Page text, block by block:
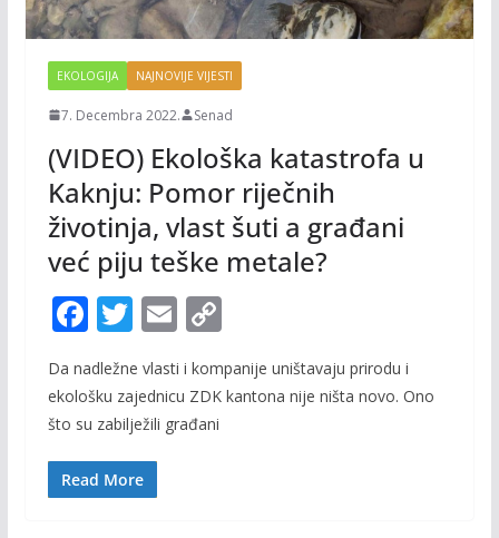
EKOLOGIJA NAJNOVIJE VIJESTI
7. Decembra 2022. Senad
(VIDEO) Ekološka katastrofa u
Kaknju: Pomor riječnih
životinja, vlast šuti a građani
već piju teške metale?
F
ac
e
b
o
o
T
w
itt
er
E
m
ai
l
C
p
Da nadležne vlasti i kompanije uništavaju prirodu i
ekološku zajednicu ZDK kantona nije ništa novo. Ono
što su zabilježili građani
Read More